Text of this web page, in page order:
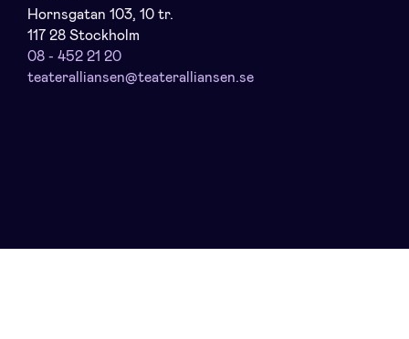
Hornsgatan 103, 10 tr.
117 28 Stockholm
08 - 452 21 20
teateralliansen@teateralliansen.se